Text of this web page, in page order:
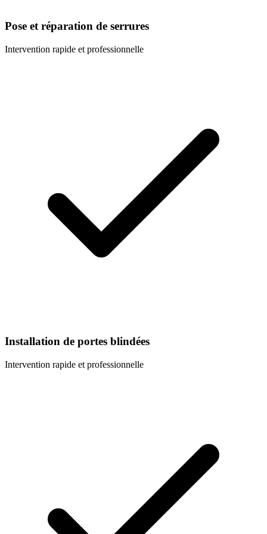
Pose et réparation de serrures
Intervention rapide et professionnelle
Installation de portes blindées
Intervention rapide et professionnelle